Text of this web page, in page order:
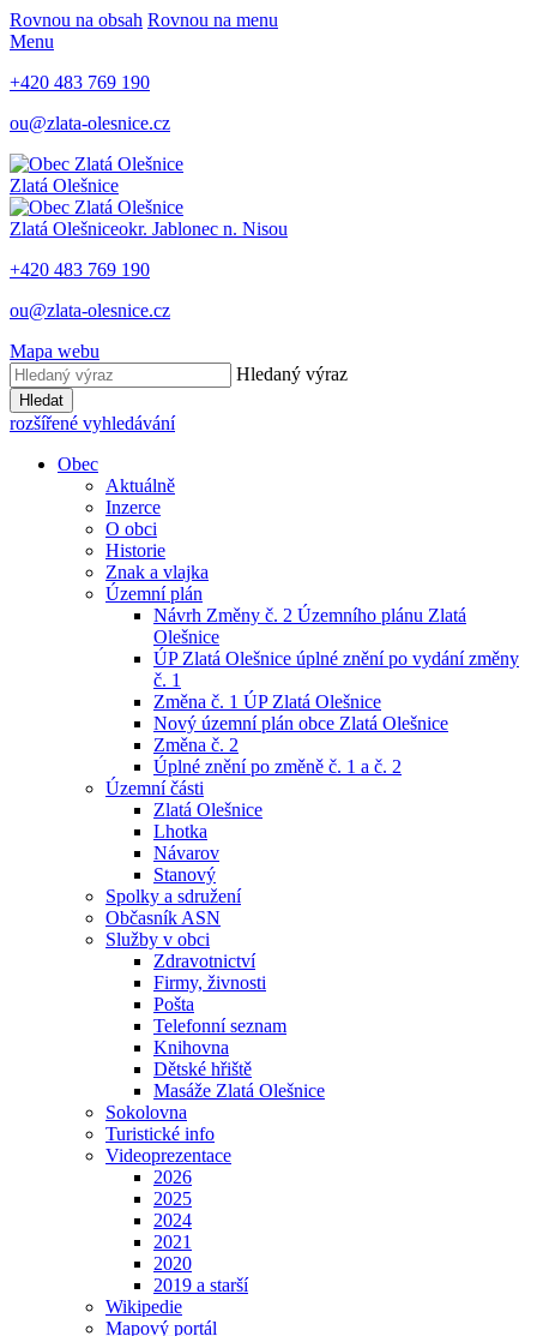
Rovnou na obsah Rovnou na menu
Menu
+420 483 769 190
ou@zlata-olesnice.cz
Zlatá Olešnice
Zlatá Olešniceokr. Jablonec n. Nisou
+420 483 769 190
ou@zlata-olesnice.cz
Mapa webu
Hledaný výraz
Hledat
rozšířené vyhledávání
Obec
Aktuálně
Inzerce
O obci
Historie
Znak a vlajka
Územní plán
Návrh Změny č. 2 Územního plánu Zlatá
Olešnice
ÚP Zlatá Olešnice úplné znění po vydání změny
č. 1
Změna č. 1 ÚP Zlatá Olešnice
Nový územní plán obce Zlatá Olešnice
Změna č. 2
Úplné znění po změně č. 1 a č. 2
Územní části
Zlatá Olešnice
Lhotka
Návarov
Stanový
Spolky a sdružení
Občasník ASN
Služby v obci
Zdravotnictví
Firmy, živnosti
Pošta
Telefonní seznam
Knihovna
Dětské hřiště
Masáže Zlatá Olešnice
Sokolovna
Turistické info
Videoprezentace
2026
2025
2024
2021
2020
2019 a starší
Wikipedie
Mapový portál